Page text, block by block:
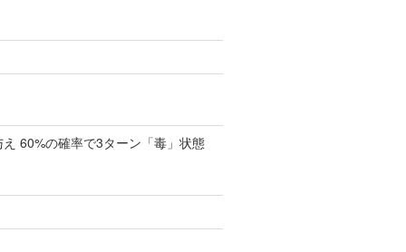
60%の確率で3ターン「毒」状態